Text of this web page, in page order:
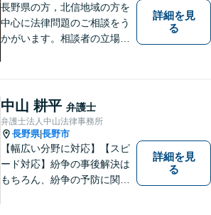
長野県の方，北信地域の方を
中心に法律問題のご相談をう
かがいます。相談者の立場を
詳細を見
る
中山 耕平 弁護士
弁護士法人中山法律事務所
長野県|長野市
【幅広い分野に対応】【スピ
ード対応】紛争の事後解決は
もちろん、紛争の予防に関す
詳細を見
る